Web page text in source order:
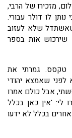
מזכירו של הרבי,
לו דולר עבורי.
שלא לעזוב
שירכוש אות בספר
טקסס. גמרתי את
לפני שאמצא יהודי
אבל כולם אמרו
לי: 'אין כאן בכלל
בכלל לא ידעו